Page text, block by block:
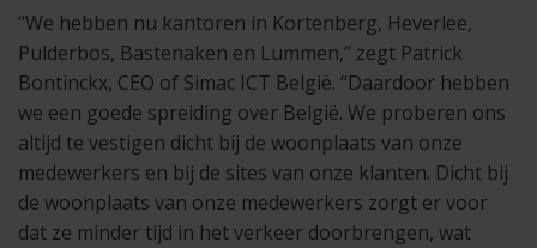
“We hebben nu kantoren in Kortenberg, Heverlee,
Pulderbos, Bastenaken en Lummen,” zegt Patrick
Bontinckx, CEO of Simac ICT België. “Daardoor hebben
we een goede spreiding over België. We proberen ons
altijd te vestigen dicht bij de woonplaats van onze
medewerkers en bij de sites van onze klanten. Dicht bij
de woonplaats van onze medewerkers zorgt er voor
dat ze minder tijd in het verkeer doorbrengen, wat